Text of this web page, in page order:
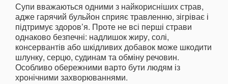
Супи вважаються одними з найкорисніших страв,
адже гарячий бульйон сприяє травленню, зігріває і
підтримує здоров’я. Проте не всі перші страви
однаково безпечні: надлишок жиру, солі,
консервантів або шкідливих добавок може шкодити
шлунку, серцю, судинам та обміну речовин.
Особливо обережними варто бути людям із
хронічними захворюваннями.